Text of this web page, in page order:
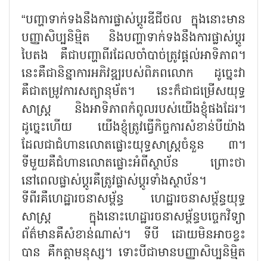
“បញ្ហាទាក់ទងនឹងការផ្លាស់ប្តូរឌីជីថល ក្នុងនោះមាន
បញ្ញាសិប្បនិម្មិត និងបញ្ហាទាក់ទងនឹងការផ្លាស់ប្ដូរ
បៃតង គឺជាបញ្ហាពីរដែលចាំបាច់ត្រូវផ្ដល់អាទិភាព។
នេះគឺជានិន្នាការអភិវឌ្ឍរបស់ពិភពលោក ដូច្នេះវា
គឺជាតម្រូវការសត្យានុម័ត។ នេះក៏ជាជម្រើសយុទ្ធ
សាស្ត្រ និងអាទិភាពកំពូលរបស់យើងខ្ញុំផងដែរ។
ដូច្នេះហើយ យើងខ្ញុំត្រូវធ្វើកិច្ចការសំខាន់បីយ៉ាង
ដែលជាជំហានលោតផ្លោះយុទ្ធសាស្ត្រចំនួន ៣។
ទីមួយគឺជំហានលោតផ្លោះអំពីស្ថាប័ន ព្រោះថា
នៅពេលផ្លាស់ប្ដូរគឺត្រូវផ្លាស់ប្ដូរទាំងស្ថាប័ន។
ទីពីរគឺហេដ្ឋារចនាសម្ព័ន្ធ ហេដ្ឋារចនាសម្ព័ន្ធយុទ្ធ
សាស្ត្រ ក្នុងនោះហេដ្ឋារចនាសម្ព័ន្ធបច្ចេកវិទ្យា
ព័ត៌មានគឺសំខាន់ណាស់។ ទីបី ដោយមិនអាចខ្វះ
បាន គឺកត្តាមនុស្ស។ ទោះបីជាមានបញ្ញាសិប្បនិម្មិត